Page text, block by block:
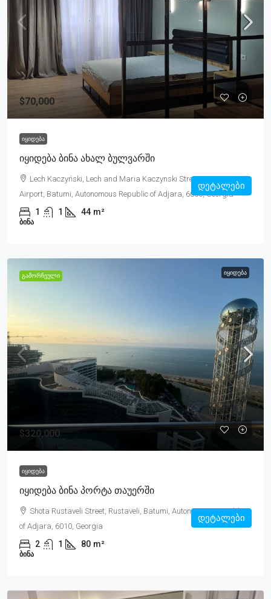
$70,000
ᲘᲧᲘᲓᲔᲑᲐ
Იყიდება Ბინა Ახალ Ბულვარში
Lech Kaczyński, Lech and Maria Kaczynski Street, Angisa,
Airport, Batumi, Autonomous Republic of Adjara, 6000, Georgia
1 1 44 m²
ᲑᲘᲜᲐ
დეტალები
ᲒᲐᲛᲝᲠᲩᲔᲣᲚᲘ ᲘᲧᲘᲓᲔᲑᲐ
$320,000
ᲘᲧᲘᲓᲔᲑᲐ
Იყიდება Ბინა Პორტა Თაუერში
Shota Rustaveli Street, Rustaveli, Batumi, Autonomous Republic
of Adjara, 6010, Georgia
2 1 80 m²
ᲑᲘᲜᲐ
დეტალები